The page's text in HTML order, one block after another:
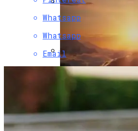
Двухэтажный Дом:
Этап
Возведения
Фотопринтер HP
Устройства Для
Paramount Получит
Трансляцию UFC В
Whatsapp
Whatsapp
Email